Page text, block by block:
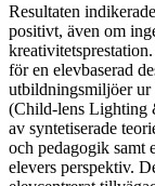
Resultaten
positivt, även om
för en elevbaserad
utbildningsmiljöer ur
(Child-lens Lighting
av syntetiserade
och pedagogik samt
elevers perspektiv.